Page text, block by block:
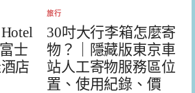
士
店
旅行
30吋大行李箱怎麼寄
物？｜隱藏版東京車
站人工寄物服務區位
置、使用紀錄、價